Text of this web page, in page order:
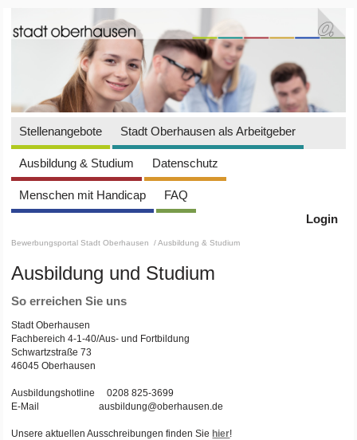
Stellenangebote Stadt Oberhausen als Arbeitgeber
Ausbildung & Studium Datenschutz
Menschen mit Handicap
FAQ
Login
Bewerbungsportal Stadt Oberhausen / Ausbildung & Studium
Ausbildung und Studium
So erreichen Sie uns
Stadt Oberhausen
Fachbereich 4-1-40/Aus- und Fortbildung
Schwartzstraße 73
46045 Oberhausen
Ausbildungshotline 0208 825-3699
E-Mail ausbildung@oberhausen.de
Unsere aktuellen Ausschreibungen finden Sie hier!